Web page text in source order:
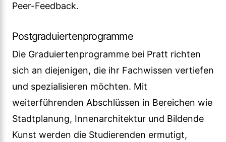
Peer-Feedback.
Postgraduiertenprogramme
Die Graduiertenprogramme bei Pratt richten
sich an diejenigen, die ihr Fachwissen vertiefen
und spezialisieren möchten. Mit
weiterführenden Abschlüssen in Bereichen wie
Stadtplanung, Innenarchitektur und Bildende
Kunst werden die Studierenden ermutigt,